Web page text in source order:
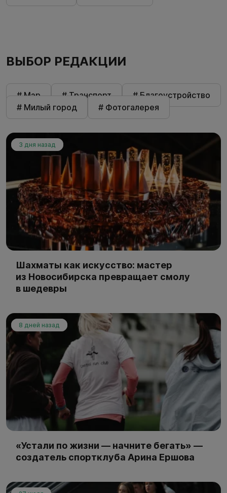
ВЫБОР РЕДАКЦИИ
# Мэр # Транспорт
# Благоустройство
# Милый город
# Фотогалерея
3 дня назад
Шахматы как искусство: мастер
из Новосибирска превращает смолу
в шедевры
8 дней назад
«Устали по жизни — начните бегать» —
создатель спортклуба Арина Ершова